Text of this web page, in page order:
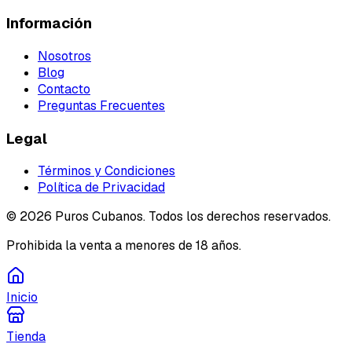
Información
Nosotros
Blog
Contacto
Preguntas Frecuentes
Legal
Términos y Condiciones
Política de Privacidad
© 2026 Puros Cubanos. Todos los derechos reservados.
Prohibida la venta a menores de 18 años.
Inicio
Tienda